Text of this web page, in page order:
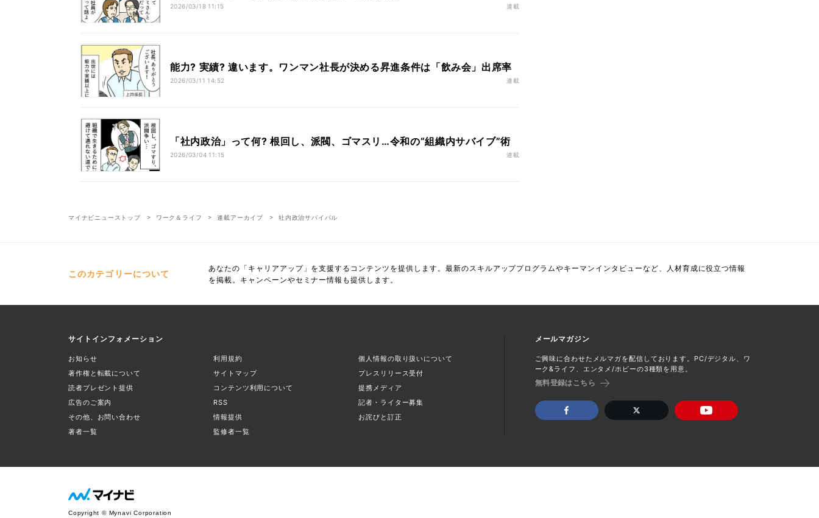
2026/03/18 11:15 連載
能力? 実績? 違います。ワンマン社長が決める昇進条件は「飲み会」出席率
2026/03/11 14:52 連載
「社内政治」って何? 根回し、派閥、ゴマスリ…令和の“組織内サバイブ”術
2026/03/04 11:15 連載
マイナビニューストップ ワーク＆ライフ 連載アーカイブ 社内政治サバイバル
このカテゴリーについて
あなたの「キャリアアップ」を支援するコンテンツを提供します。最新のスキルアッププログラムやキーマンインタビューなど、人材育成に役立つ情報
を掲載。キャンペーンやセミナー情報も提供します。
サイトインフォメーション
お知らせ 利用規約
個人情報の取り扱いについて
著作権と転載について
サイトマップ
プレスリリース受付
読者プレゼント提供
コンテンツ利用について
提携メディア
広告のご案内
RSS
記者・ライター募集
その他、お問い合わせ
情報提供
お詫びと訂正
著者一覧
監修者一覧
メールマガジン
ご興味に合わせたメルマガを配信しております。PC/デジタル、ワ
ーク&ライフ、エンタメ/ホビーの3種類を用意。
無料登録はこちら
Copyright © Mynavi Corporation